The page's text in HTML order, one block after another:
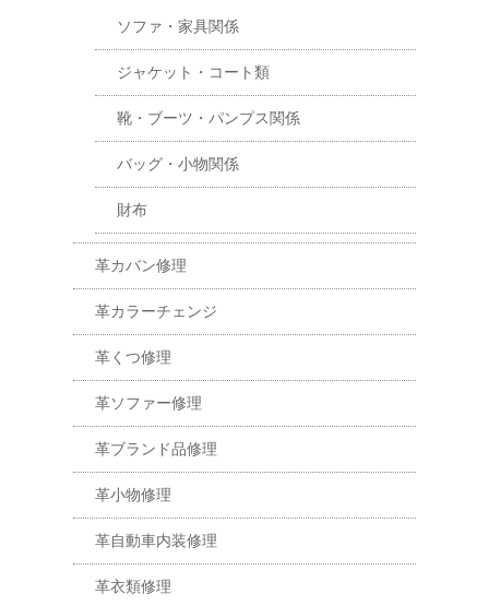
ソファ・家具関係
ジャケット・コート類
靴・ブーツ・パンプス関係
バッグ・小物関係
財布
革カバン修理
革カラーチェンジ
革くつ修理
革ソファー修理
革ブランド品修理
革小物修理
革自動車内装修理
革衣類修理